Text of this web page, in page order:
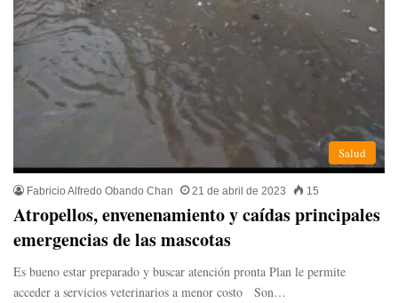
Salud
Fabricio Alfredo Obando Chan 21 de abril de 2023 15
Atropellos, envenenamiento y caídas principales
emergencias de las mascotas
Es bueno estar preparado y buscar atención pronta Plan le permite
acceder a servicios veterinarios a menor costo Son…